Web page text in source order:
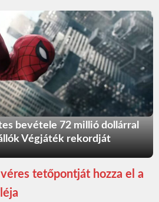
bevétele 72 millió dollárral
Végjáték rekordját
tetőpontját hozza el a